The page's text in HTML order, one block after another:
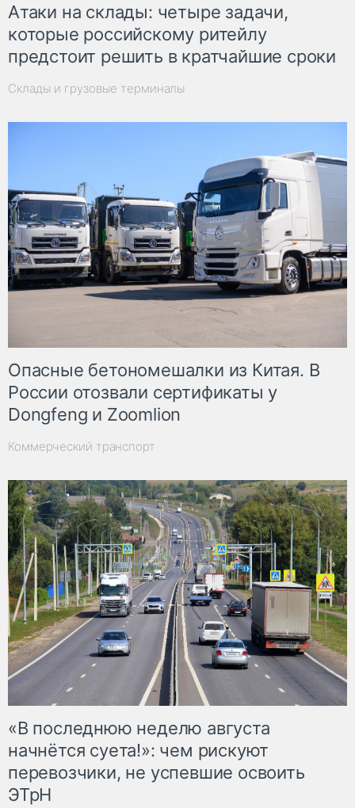
Атаки на склады: четыре задачи,
которые российскому ритейлу
предстоит решить в кратчайшие сроки
Склады и грузовые терминалы
Опасные бетономешалки из Китая. В
России отозвали сертификаты у
Dongfeng и Zoomlion
Коммерческий транспорт
«В последнюю неделю августа
начнётся суета!»: чем рискуют
перевозчики, не успевшие освоить
ЭТрН